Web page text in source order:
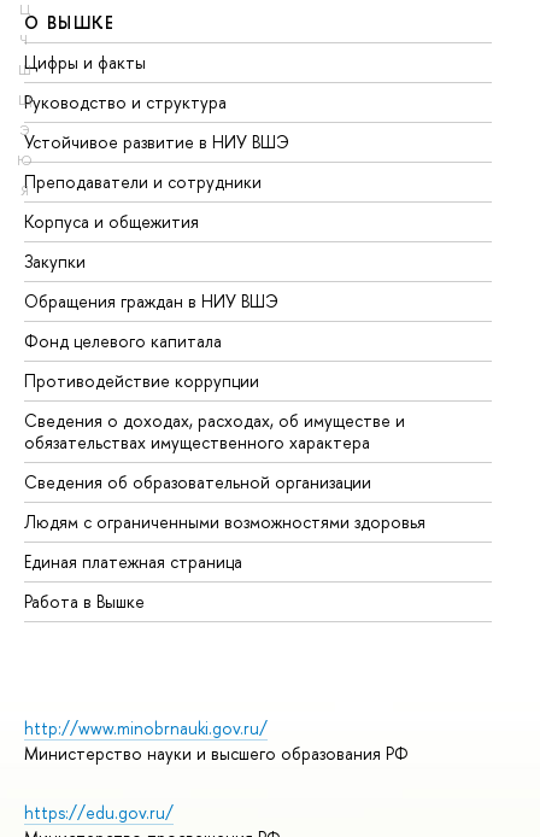
Ц
Ч
Ш
Щ
Э
Ю
Я
О ВЫШКЕ
Цифры и факты
Руководство и структура
Устойчивое развитие в НИУ ВШЭ
Преподаватели и сотрудники
Корпуса и общежития
Закупки
Обращения граждан в НИУ ВШЭ
Фонд целевого капитала
Противодействие коррупции
Сведения о доходах, расходах, об имуществе и
обязательствах имущественного характера
Сведения об образовательной организации
Людям с ограниченными возможностями здоровья
Единая платежная страница
Работа в Вышке
http://www.minobrnauki.gov.ru/
Министерство науки и высшего образования РФ
https://edu.gov.ru/